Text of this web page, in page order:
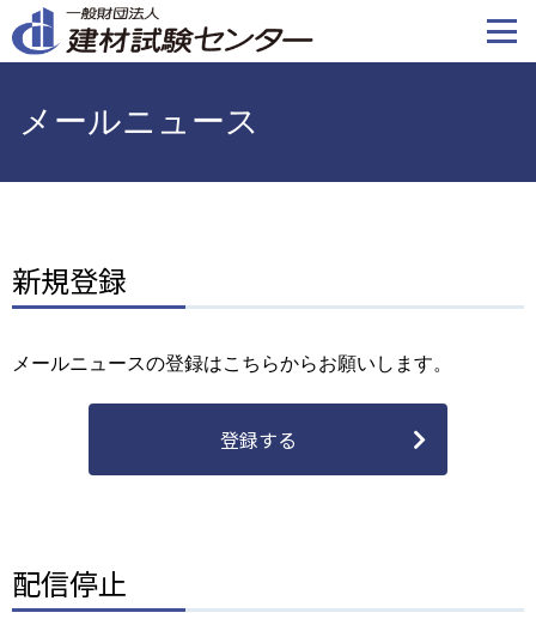
イ
移
動
メールニュース
新規登録
メールニュースの登録はこちらからお願いします。
登録する
配信停止